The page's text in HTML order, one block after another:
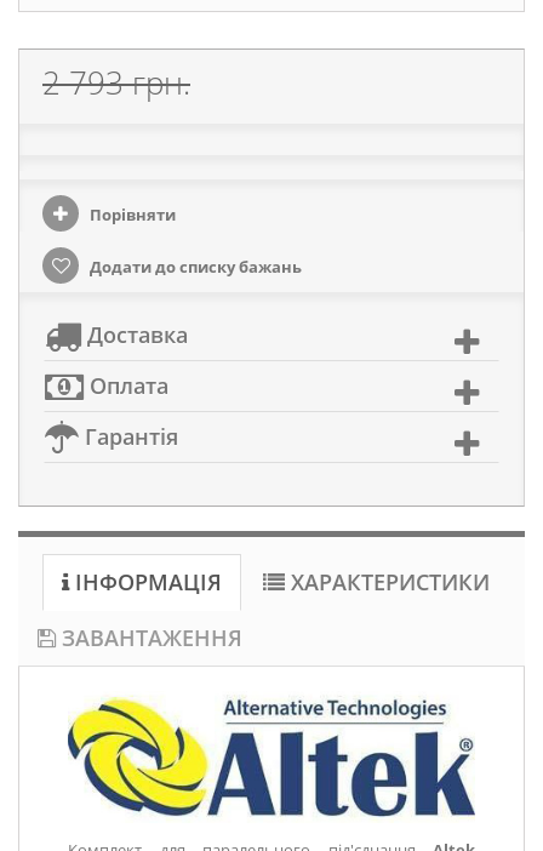
2 793 грн.
Порівняти
Додати до списку бажань
Доставка
Оплата
Гарантія
ІНФОРМАЦІЯ
ХАРАКТЕРИСТИКИ
ЗАВАНТАЖЕННЯ